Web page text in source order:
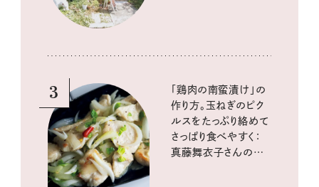
3
「鶏肉の南蛮漬け」の
作り方。玉ねぎのピク
ルスをたっぷり絡めて
さっぱり食べやすく：
真藤舞衣子さんの発